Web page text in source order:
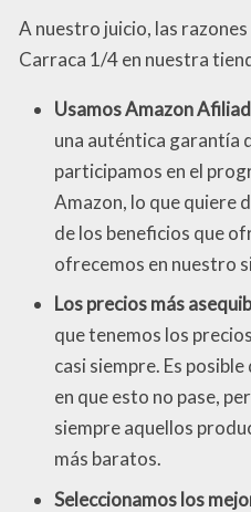
A nuestro juicio, las
Carraca 1/4 en nuestra
Usamos Amazon
una auténtica garantía
participamos en el
Amazon, lo que quiere
de los beneficios que
ofrecemos en nuestro
Los precios más
que tenemos los
casi siempre. Es
en que esto no pase,
siempre aquellos
más baratos.
Seleccionamos los